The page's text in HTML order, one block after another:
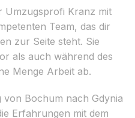
Umzugsprofi Kranz mit
Team, das dir
zur Seite steht. Sie
als auch während des
Menge Arbeit ab.
Bochum nach Gdynia
Erfahrungen mit dem